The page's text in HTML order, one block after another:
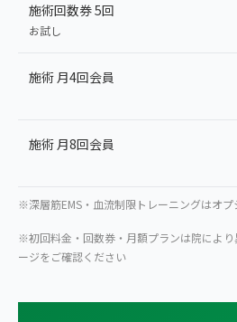
施術回数券 5回
お試し
施術 月4回会員
施術 月8回会員
※深層筋EMS・血流制限トレーニングはオ
※初回料金・回数券・月額プランは院によ
ージをご確認ください